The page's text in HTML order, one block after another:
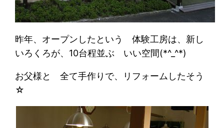
昨年、オープンしたという 体験工房は、新し
いろくろが、10台程並ぶ いい空間(*^_^*)
お父様と 全て手作りで、リフォームしたそう
☆